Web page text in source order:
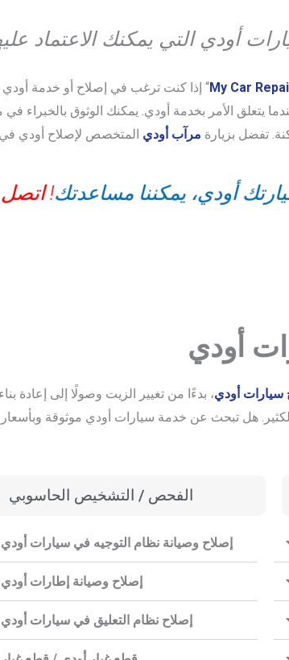
إذا كنت ترغب في إصلاح أو خدمة أودي من الدرجة الأولى، فيمكنك دائمًا الاعتماد على فريق “My Car
يتعلق الأمر بخدمة أودي. يمكنك الوثوق بالخبراء
تفضل بزيارة مرآب أودي
أودي، يمكننا مساعدتك! اتصل
أودي
سيارات أودي، بدءًا من تغيير الزيت وصولًا إلى إعادة
الفحص / التشخيص الحاسوبي
إصلاح وصيانة نظام التوجيه في سيارات أودي
إصلاح وصيانة إطارات أودي
إصلاح نظام التعليق في سيارات أودي